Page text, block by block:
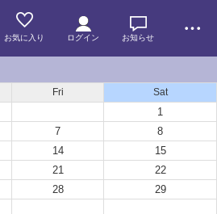
お気に入り ログイン お知らせ
Fri Sat
1
7
8
14
15
21
22
28
29